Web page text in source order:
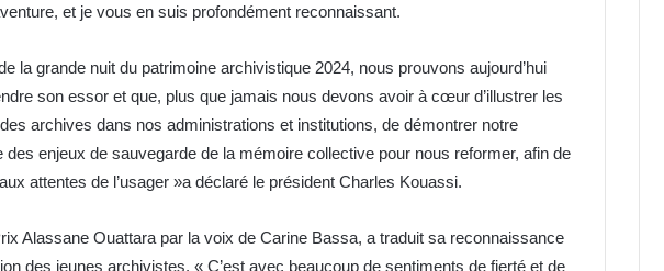
et je vous en suis profondément reconnaissant.
la grande nuit du patrimoine archivistique 2024, nous prouvons aujourd’hui
son essor et que, plus que jamais nous devons avoir à cœur d’illustrer les
archives dans nos administrations et institutions, de démontrer notre
enjeux de sauvegarde de la mémoire collective pour nous reformer, afin de
attentes de l’usager »a déclaré le président Charles Kouassi.
Alassane Ouattara par la voix de Carine Bassa, a traduit sa reconnaissance
des jeunes archivistes. « C’est avec beaucoup de sentiments de fierté et de